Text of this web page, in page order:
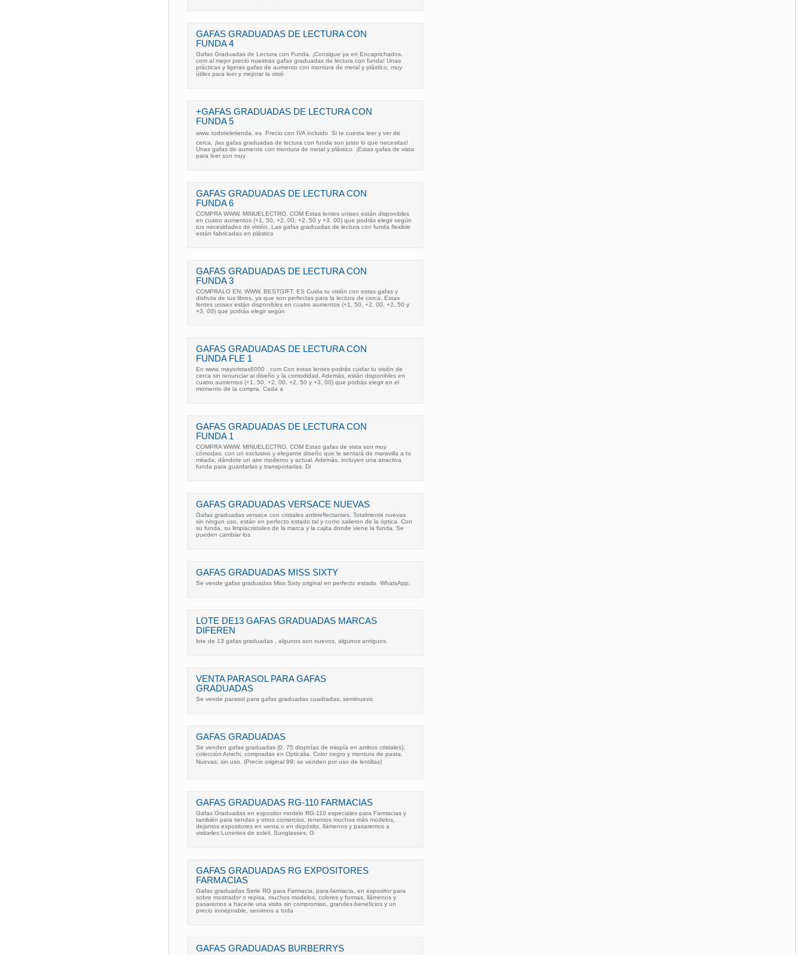
GAFAS GRADUADAS DE LECTURA CON
FUNDA 4
Gafas Graduadas de Lectura con Funda. ¡Consigue ya en Encaprichados.
com al mejor precio nuestras gafas graduadas de lectura con funda! Unas
prácticas y ligeras gafas de aumento con montura de metal y plástico, muy
útiles para leer y mejorar la visió
+GAFAS GRADUADAS DE LECTURA CON
FUNDA 5
www. todoteletienda. es  Precio con IVA incluido  Si te cuesta leer y ver de
cerca, ¡las gafas graduadas de lectura con funda son justo lo que necesitas!
Unas gafas de aumento con montura de metal y plástico. ¡Estas gafas de vista
para leer son muy
GAFAS GRADUADAS DE LECTURA CON
FUNDA 6
COMPRA WWW. MINUELECTRO. COM Estas lentes unisex están disponibles
en cuatro aumentos (+1, 50, +2, 00, +2, 50 y +3, 00) que podrás elegir según
tus necesidades de visión. Las gafas graduadas de lectura con funda flexible
están fabricadas en plástico
GAFAS GRADUADAS DE LECTURA CON
FUNDA 3
COMPRALO EN: WWW. BESTGIFT. ES Cuida tu visión con estas gafas y
disfruta de tus libros, ya que son perfectas para la lectura de cerca. Estas
lentes unisex están disponibles en cuatro aumentos (+1, 50, +2, 00, +2, 50 y
+3, 00) que podrás elegir según
GAFAS GRADUADAS DE LECTURA CON
FUNDA FLE 1
En www. mayoristas6000 . com Con estas lentes podrás cuidar tu visión de
cerca sin renunciar al diseño y la comodidad. Además, están disponibles en
cuatro aumentos (+1, 50, +2, 00, +2, 50 y +3, 00) que podrás elegir en el
momento de la compra. Cada a
GAFAS GRADUADAS DE LECTURA CON
FUNDA 1
COMPRA WWW. MINUELECTRO. COM Estas gafas de vista son muy
cómodas, con un exclusivo y elegante diseño que le sentará de maravilla a tu
mirada, dándote un aire moderno y actual. Además, incluyen una atractiva
funda para guardarlas y transportarlas. Di
GAFAS GRADUADAS VERSACE NUEVAS
Gafas graduadas versace con cristales antirreflectantes. Totalmente nuevas
sin ningun uso, están en perfecto estado tal y como salieron de la óptica. Con
su funda, su limpiacristales de la marca y la cajita donde viene la funda. Se
pueden cambiar los
GAFAS GRADUADAS MISS SIXTY
Se vende gafas graduadas Miss Sixty original en perfecto estado. WhatsApp.
LOTE DE13 GAFAS GRADUADAS MARCAS
DIFEREN
lote de 13 gafas graduadas , algunos son nuevos, algunos antiguos.
VENTA PARASOL PARA GAFAS
GRADUADAS
Se vende parasol para gafas graduadas cuadradas, seminuevo.
GAFAS GRADUADAS
Se venden gafas graduadas (0. 75 dioptrías de miopía en ambos cristales),
colección Amichi, compradas en Opticalia. Color negro y montura de pasta.
Nuevas, sin uso. (Precio original 99; se venden por uso de lentillas)
GAFAS GRADUADAS RG-110 FARMACIAS
Gafas Graduadas en expositor modelo RG-110 especiales para Farmacias y
también para tiendas y otros comercios, tenemos muchos más modelos,
dejamos expositores en venta o en depósito, llámenos y pasaremos a
visitarles Lunettes de soleil, Sunglasses, G
GAFAS GRADUADAS RG EXPOSITORES
FARMACIAS
Gafas graduadas Serie RG para Farmacia, para-farmacia, en expositor para
sobre mostrador o repisa, muchos modelos, colores y formas, llámenos y
pasaremos a hacerle una visita sin compromiso, grandes beneficios y un
precio inmejorable, servimos a toda
GAFAS GRADUADAS BURBERRYS